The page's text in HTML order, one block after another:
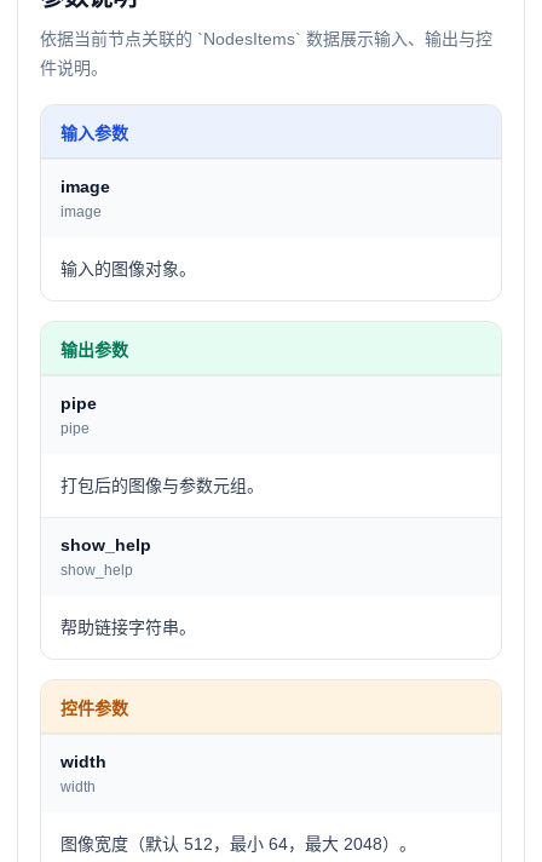
依据当前节点关联的 `NodesItems` 数据展示输入、输出与控
件说明。
输入参数
image
image
输入的图像对象。
输出参数
pipe
pipe
打包后的图像与参数元组。
show_help
show_help
帮助链接字符串。
控件参数
width
width
图像宽度（默认 512，最小 64，最大 2048）。